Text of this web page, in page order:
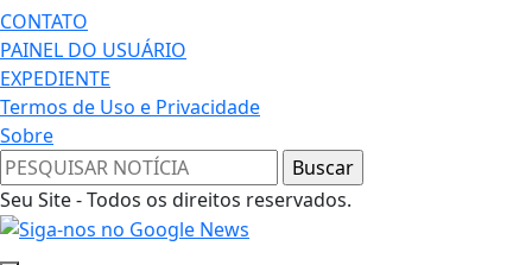
CONTATO
PAINEL DO USUÁRIO
EXPEDIENTE
Termos de Uso e Privacidade
Sobre
Seu Site - Todos os direitos reservados.